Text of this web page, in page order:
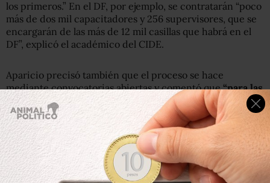
los primeros.” En el DF, por ejemplo, se contratarán “poco
más de dos mil capacitadores y 256 supervisores, que se
encargarán de las más de 12 mil casillas que habrá en el
DF”, explicó el académico del CIDE.
Aparicio precisó también que el proceso se hace
mediante convocatorias abiertas y comentó que“para las
192 plazas de consejeros locales se inscribieron
alrededor de cuatro mil personas.”En el DF, según
afirmó, hubo alrededor de dos mil aspirantes a consejero
distrital, para ocupar las plazas de 6 propietarios y 6
suplentes en cada uno de los 27 distritos de la capital del
país. “Es decir, hubo
dos mil aspirantes para 324 plazas,
lo cual fue una participación copiosa .”